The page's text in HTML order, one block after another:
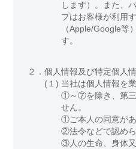
します）。また、
プはお客様が利用
（Apple/Google等
す。
２．個人情報及び特定個人
(１) 当社は個人情報を
①～⑦を除き、第三
せん。
①ご本人の同意が
②法令などで認め
③人の生命、身体